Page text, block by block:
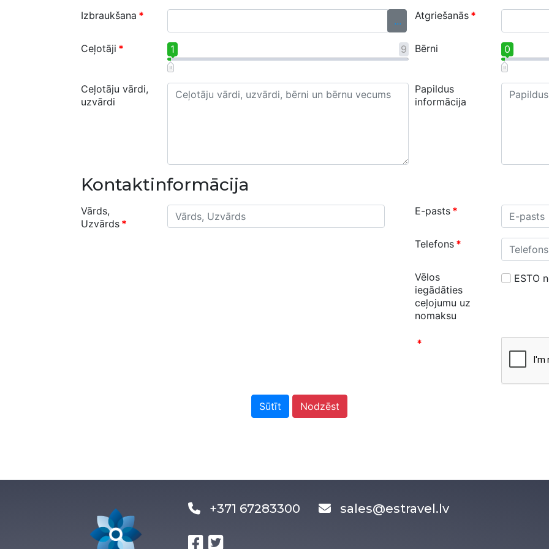
Izbraukšana * ... Atgriešanās *
Ceļotāji * 9
1 Bērni 0
Ceļotāju vārdi,
uzvārdi
Papildus
informācija
Kontaktinformācija
Vārds,
Uzvārds *
E-pasts *
Telefons *
Vēlos
iegādāties
ceļojumu uz
nomaksu
ESTO
*
Sūtīt Nodzēst
+371 67283300 sales@estravel.lv